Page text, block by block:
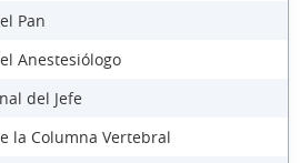
Pan
Anestesiólogo
del Jefe
la Columna Vertebral